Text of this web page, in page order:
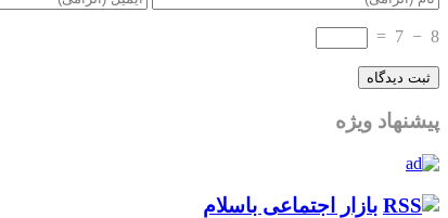
8
−
7
=
پیشنهاد ویژه
بازار اجتماعی باسلام